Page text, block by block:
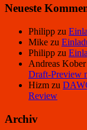
Neueste
Philipp zu
Mike zu
Philipp zu
Andreas Kober
Draft-Preview
Hizm zu
Review
Archiv